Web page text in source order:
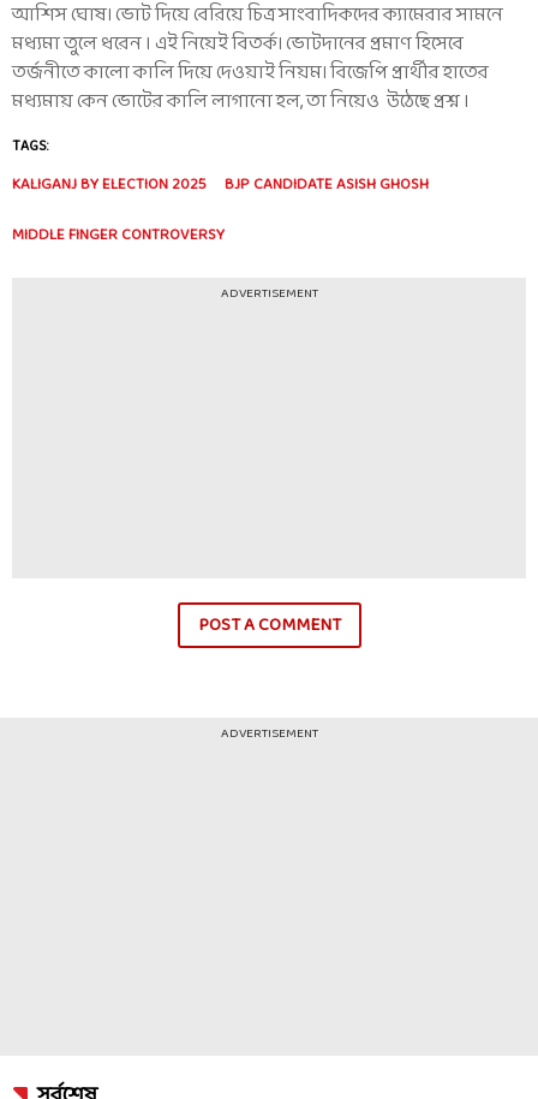
আশিস ঘোষ। ভোট দিয়ে বেরিয়ে চিত্র সাংবাদিকদের ক্যামেরার সামনে
মধ্যমা তুলে ধরেন ৷ এই নিয়েই বিতর্ক। ভোটদানের প্রমাণ হিসেবে
তর্জনীতে কালো কালি দিয়ে দেওয়াই নিয়ম। বিজেপি প্রার্থীর হাতের
মধ্যমায় কেন ভোটের কালি লাগানো হল, তা নিয়েও উঠেছে প্রশ্ন ৷
TAGS:
KALIGANJ BY ELECTION 2025
BJP CANDIDATE ASISH GHOSH
MIDDLE FINGER CONTROVERSY
ADVERTISEMENT
POST A COMMENT
ADVERTISEMENT